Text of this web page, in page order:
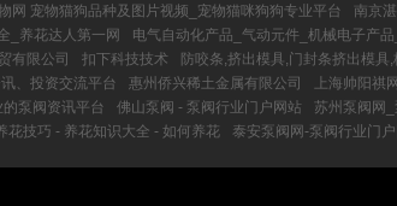
网 宠物猫狗品种及图片视频_宠物猫咪狗狗专业平台 南京
_养花达人第一网
电气自动化产品_气动元件_机械电子产
有限公司 扣下科技技术 防咬条,挤出模具,门封条挤出模具
、投资交流平台
惠州侨兴稀土金属有限公司 上海帅阳祺
泵阀资讯平台
佛山泵阀 - 泵阀行业门户网站 苏州泵阀网
花技巧 - 养花知识大全 - 如何养花
泰安泵阀网-泵阀行业门